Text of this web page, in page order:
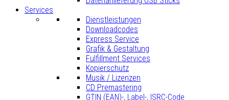
Services
Dienstleistungen
Downloadcodes
Express Service
Grafik & Gestaltung
Fulfillment Services
Kopierschutz
Musik / Lizenzen
CD Premastering
GTIN (EAN)-, Label-, ISRC-Code